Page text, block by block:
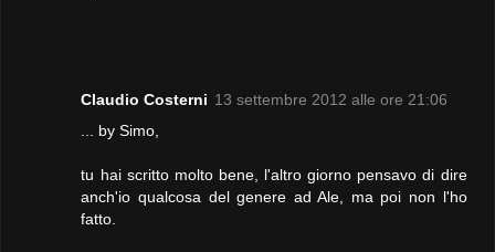
Claudio Costerni 13 settembre 2012 alle ore 21:06
... by Simo,
tu hai scritto molto bene, l'altro giorno pensavo di dire
anch'io qualcosa del genere ad Ale, ma poi non l'ho
fatto.